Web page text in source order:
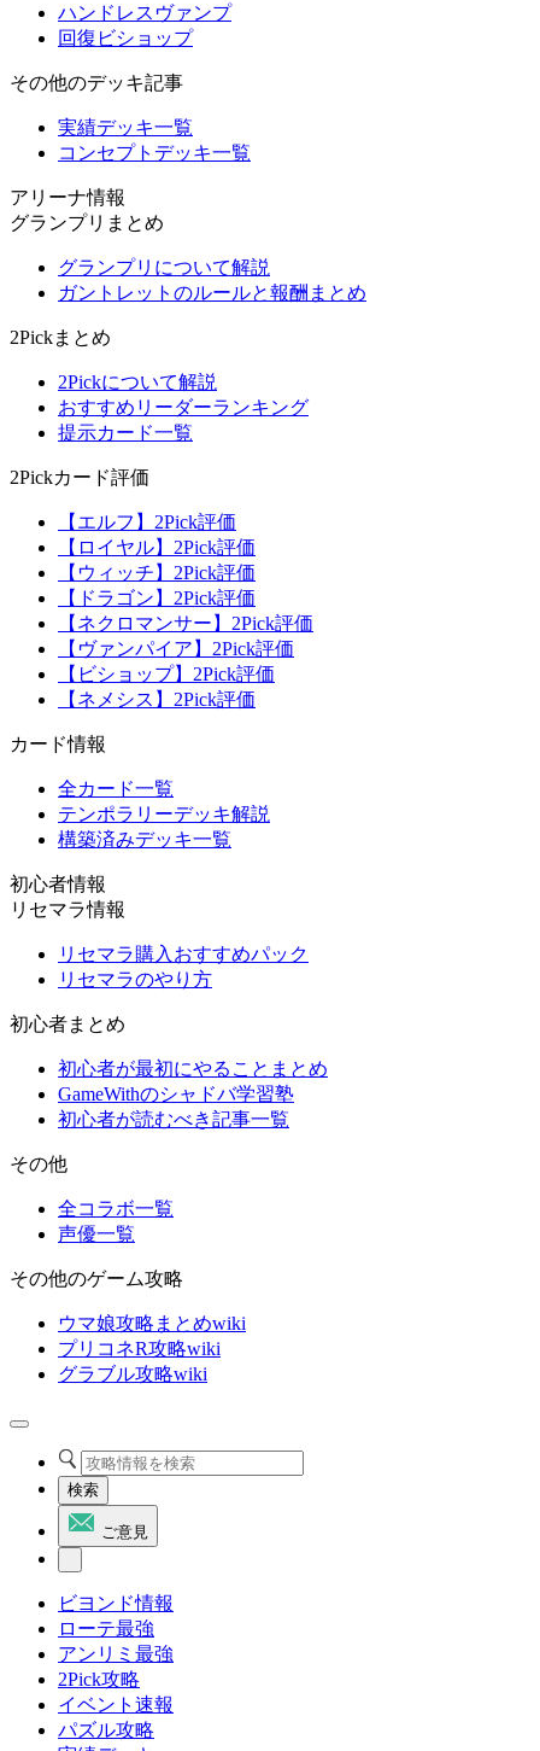
ハンドレスヴァンプ
回復ビショップ
その他のデッキ記事
実績デッキ一覧
コンセプトデッキ一覧
アリーナ情報
グランプリまとめ
グランプリについて解説
ガントレットのルールと報酬まとめ
2Pickまとめ
2Pickについて解説
おすすめリーダーランキング
提示カード一覧
2Pickカード評価
【エルフ】2Pick評価
【ロイヤル】2Pick評価
【ウィッチ】2Pick評価
【ドラゴン】2Pick評価
【ネクロマンサー】2Pick評価
【ヴァンパイア】2Pick評価
【ビショップ】2Pick評価
【ネメシス】2Pick評価
カード情報
全カード一覧
テンポラリーデッキ解説
構築済みデッキ一覧
初心者情報
リセマラ情報
リセマラ購入おすすめパック
リセマラのやり方
初心者まとめ
初心者が最初にやることまとめ
GameWithのシャドバ学習塾
初心者が読むべき記事一覧
その他
全コラボ一覧
声優一覧
その他のゲーム攻略
ウマ娘攻略まとめwiki
プリコネR攻略wiki
グラブル攻略wiki
検索
ご意見
ビヨンド情報
ローテ最強
アンリミ最強
2Pick攻略
イベント速報
パズル攻略